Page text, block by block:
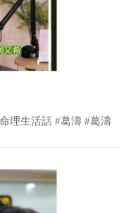
理生活話 #葛濤 #葛濤